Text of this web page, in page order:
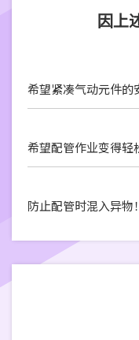
因上
希望紧凑气动元件的
希望配管作业变得轻
防止配管时混入异物！